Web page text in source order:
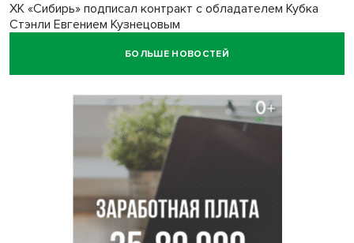
ХК «Сибирь» подписал контракт с обладателем Кубка
Стэнли Евгением Кузнецовым
БОЛЬШЕ НОВОСТЕЙ